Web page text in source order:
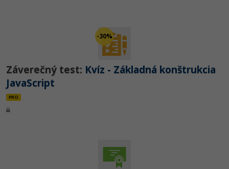
-30%
Záverečný test: Kvíz - Základná konštrukcia
JavaScript
PRO